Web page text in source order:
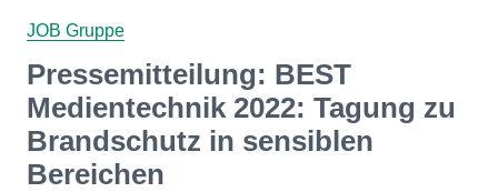
JOB Gruppe
Pressemitteilung: BEST
Medientechnik 2022: Tagung zu
Brandschutz in sensiblen
Bereichen